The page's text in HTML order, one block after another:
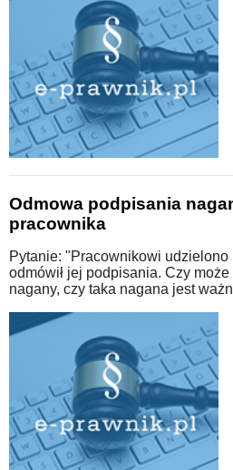
Odmowa podpisania
pracownika
Pytanie: "Pracownikowi
odmówił jej podpisania. Czy
nagany, czy taka nagana jest